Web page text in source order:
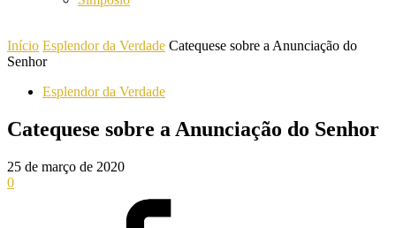
Início Esplendor da Verdade Catequese sobre a Anunciação do
Senhor
Esplendor da Verdade
Catequese sobre a Anunciação do Senhor
25 de março de 2020
0